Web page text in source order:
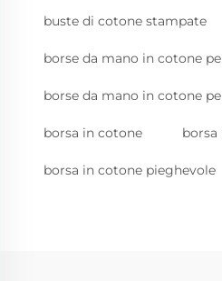
buste di cotone stampate
borse da mano in cotone
borse da mano in cotone
borsa in cotone
borsa in cotone pieghevole